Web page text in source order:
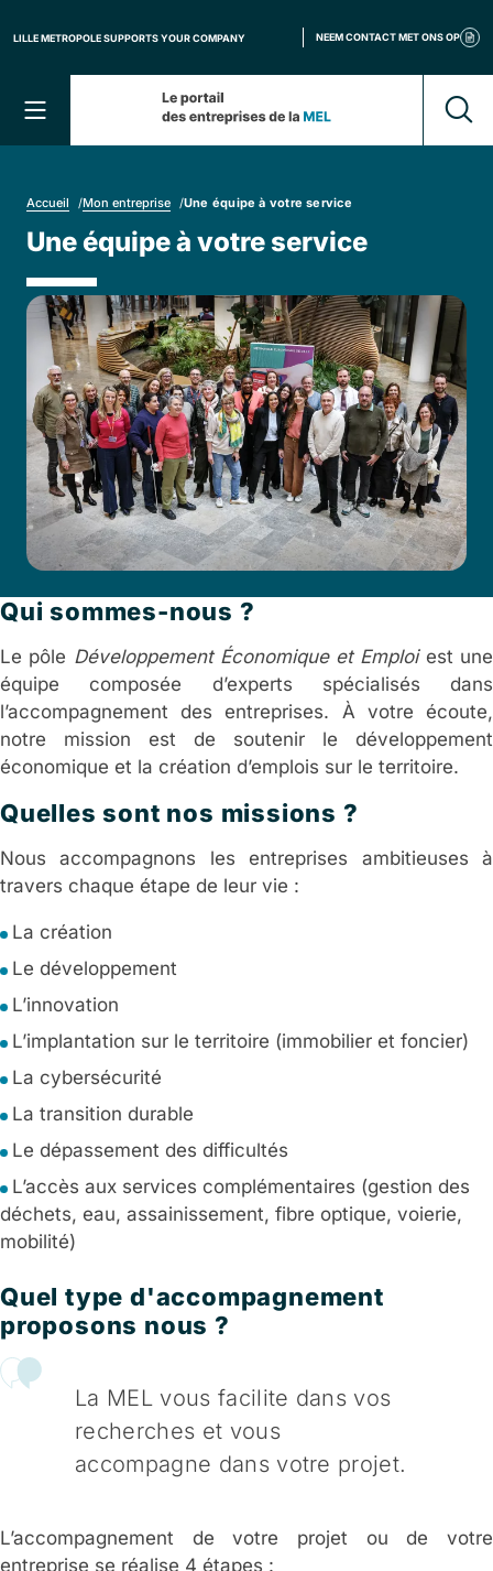
LILLE METROPOLE SUPPORTS YOUR COMPANY NEEM CONTACT MET ONS OP
Que
Accueil /Mon entreprise /Une équipe à votre service
Une équipe à votre service
Qui sommes-nous ?
Le pôle Développement Économique et Emploiest une
équipe composée d’experts spécialisés dans
l’accompagnement des entreprises. À votre écoute,
notre mission est de soutenir le développement
économique et la création d’emplois sur le territoire.
Quelles sont nos missions ?
Nous accompagnons les entreprises ambitieuses à
travers chaque étape de leur vie :
La création
Le développement
L’innovation
L’implantation sur le territoire (immobilier et foncier)
La cybersécurité
La transition durable
Le dépassement des difficultés
L’accès aux services complémentaires (gestion des
déchets, eau, assainissement, fibre optique, voierie,
mobilité)
Quel type d'accompagnement
proposons nous ?
La MEL vous facilite dans vos
recherches et vous
accompagne dans votre projet.
L’accompagnement de votre projet ou de votre
entreprise se réalise 4 étapes :